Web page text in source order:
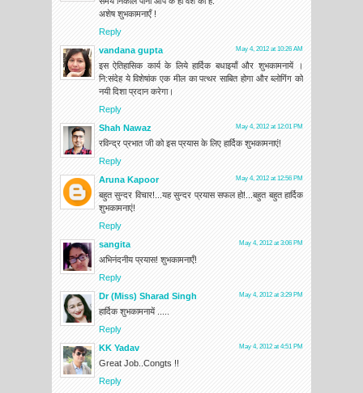
अशेष शुभकामनाएँ !
Reply
vandana gupta
May 4, 2012 at 10:26 AM
इस ऐतिहासिक कार्य के लिये हार्दिक बधाइयाँ और शुभकामनायें ।
नि:संदेह ये विशेषांक एक मील का पत्थर साबित होगा और ब्लोगिंग को
नयी दिशा प्रदान करेगा।
Reply
Shah Nawaz
May 4, 2012 at 12:01 PM
रविन्द्र प्रभात जी को इस प्रयास के लिए हार्दिक शुभकामनाएं!
Reply
Aruna Kapoor
May 4, 2012 at 12:56 PM
बहुत सुन्दर विचार!...यह सुन्दर प्रयास सफल हो!...बहुत बहुत हार्दिक
शुभकामनाएं!
Reply
sangita
May 4, 2012 at 3:06 PM
अभिनंदनीय प्रयास! शुभकामनाएँ!
Reply
Dr (Miss) Sharad Singh
May 4, 2012 at 3:29 PM
हार्दिक शुभकामनायें .....
Reply
KK Yadav
May 4, 2012 at 4:51 PM
Great Job..Congts !!
Reply